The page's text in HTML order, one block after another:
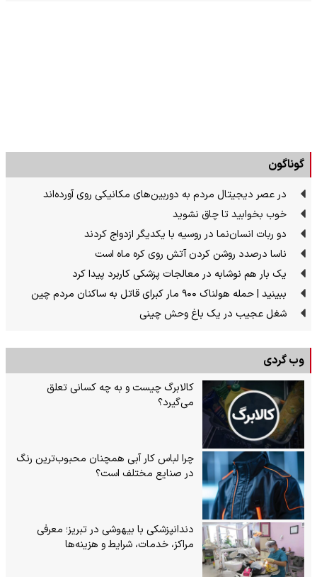
گوناگون
در عصر دیجیتال مردم به دوربین‌های مکانیکی روی آورده‌اند
خوب بخوابید تا چاق نشوید
دو ربات انسان‌نما در روسیه با یکدیگر ازدواج کردند
ناسا درصدد روشن کردن آتش روی کره ماه است
یک بار هم نوشابه در معالجات پزشکی کاربرد پیدا کرد
ببینید | حمله هولناک ۹۰۰ مار کبرای قاتل به ساکنان مردم چین
شغل عجیب در یک باغ وحش چینی
وب گردی
کالابرگ چیست و به چه کسانی تعلق
می‌گیرد؟
چرا لباس کار آبی همچنان محبوب‌ترین رنگ
در صنایع مختلف است؟
دندانپزشکی با بیهوشی در تبریز؛ معرفی
مراکز، خدمات، شرایط و هزینه‌ها